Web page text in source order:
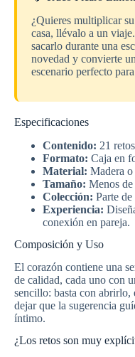
¿Quieres multiplicar
casa, llévalo a un
sacarlo durante una
novedad y convierte
escenario perfecto
Especificaciones
Contenido: 21
Formato: Caja en
Material: Madera
Tamaño: Menos
Colección: Parte
Experiencia:
conexión en pareja.
Composición y Uso
El corazón contiene una
de calidad, cada uno con
sencillo: basta con
dejar que la sugerencia
íntimo.
¿Los retos son muy